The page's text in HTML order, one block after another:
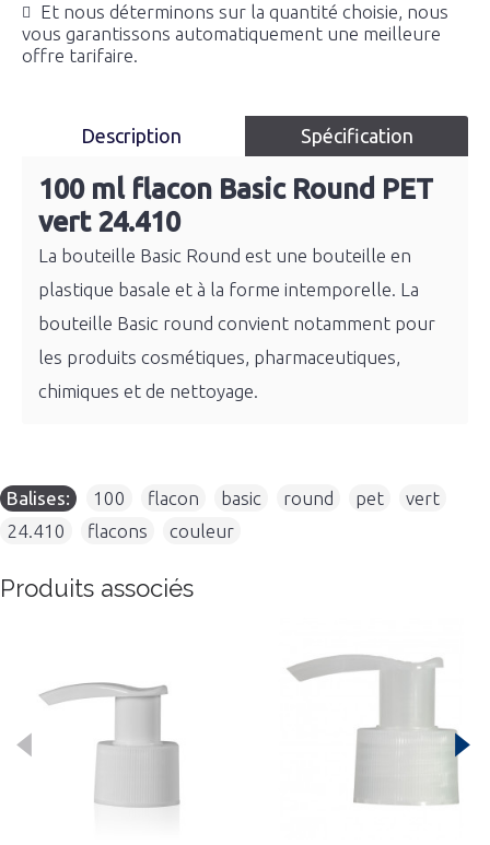
Et nous déterminons sur la quantité choisie, nous
vous garantissons automatiquement une meilleure
offre tarifaire.
Description Spécification
100 ml flacon Basic Round PET
vert 24.410
La bouteille Basic Round est une bouteille en
plastique basale et à la forme intemporelle. La
bouteille Basic round convient notamment pour
les produits cosmétiques, pharmaceutiques,
chimiques et de nettoyage.
Balises: 100 flacon basic round pet vert
24.410
flacons couleur
Produits associés